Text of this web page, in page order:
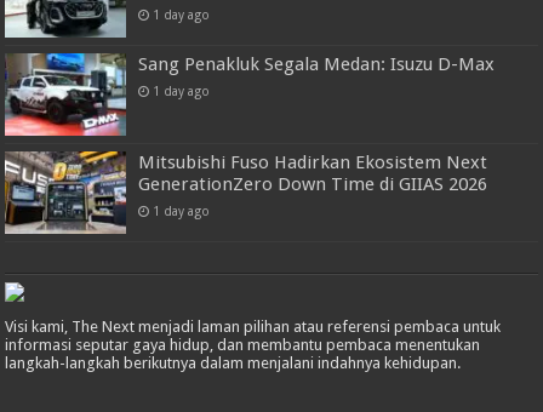
1 day ago
Sang Penakluk Segala Medan: Isuzu D-Max
1 day ago
Mitsubishi Fuso Hadirkan Ekosistem Next
GenerationZero Down Time di GIIAS 2026
1 day ago
Visi kami, The Next menjadi laman pilihan atau referensi pembaca untuk
informasi seputar gaya hidup, dan membantu pembaca menentukan
langkah-langkah berikutnya dalam menjalani indahnya kehidupan.